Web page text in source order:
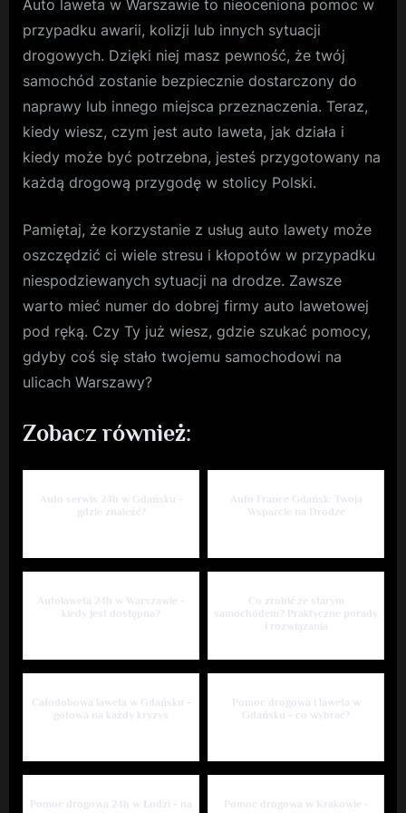
Auto laweta w Warszawie to nieoceniona pomoc w
przypadku awarii, kolizji lub innych sytuacji
drogowych. Dzięki niej masz pewność, że twój
samochód zostanie bezpiecznie dostarczony do
naprawy lub innego miejsca przeznaczenia. Teraz,
kiedy wiesz, czym jest auto laweta, jak działa i
kiedy może być potrzebna, jesteś przygotowany na
każdą drogową przygodę w stolicy Polski.
Pamiętaj, że korzystanie z usług auto lawety może
oszczędzić ci wiele stresu i kłopotów w przypadku
niespodziewanych sytuacji na drodze. Zawsze
warto mieć numer do dobrej firmy auto lawetowej
pod ręką. Czy Ty już wiesz, gdzie szukać pomocy,
gdyby coś się stało twojemu samochodowi na
ulicach Warszawy?
Zobacz również:
Auto serwis 24h w Gdańsku -
gdzie znaleźć?
Auto France Gdańsk: Twoja
Wsparcie na Drodze
Autolaweta 24h w Warszawie -
kiedy jest dostępna?
Co zrobić ze starym
samochodem? Praktyczne porady
i rozwiązania
Całodobowa laweta w Gdańsku -
gotowa na każdy kryzys
Pomoc drogowa i laweta w
Gdańsku - co wybrać?
Pomoc drogowa 24h w Łodzi - na
Pomoc drogowa w Krakowie -